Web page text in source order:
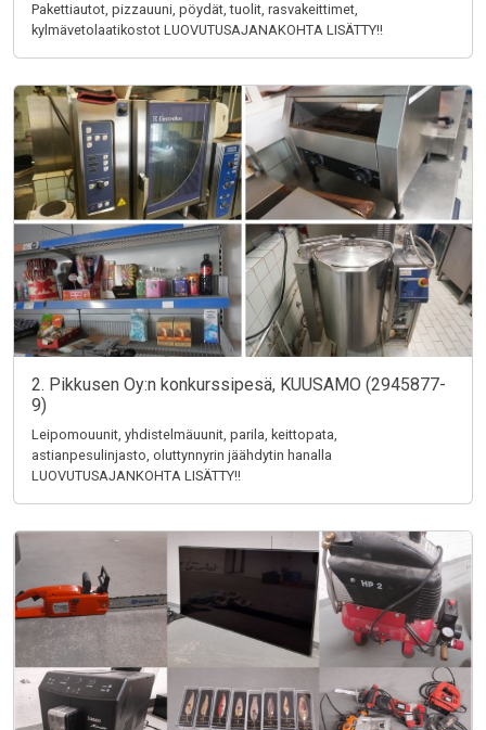
Pakettiautot, pizzauuni, pöydät, tuolit, rasvakeittimet,
kylmävetolaatikostot LUOVUTUSAJANAKOHTA LISÄTTY!!
2. Pikkusen Oy:n konkurssipesä, KUUSAMO (2945877-
9)
Leipomouunit, yhdistelmäuunit, parila, keittopata,
astianpesulinjasto, oluttynnyrin jäähdytin hanalla
LUOVUTUSAJANKOHTA LISÄTTY!!